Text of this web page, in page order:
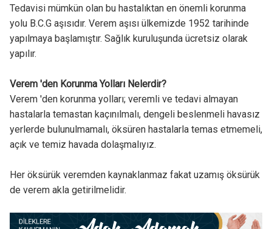
Tedavisi mümkün olan bu hastalıktan en önemli korunma
yolu B.C.G aşısıdır. Verem aşısı ülkemizde 1952 tarihinde
yapılmaya başlamıştır. Sağlık kuruluşunda ücretsiz olarak
yapılır.
Verem 'den Korunma Yolları Nelerdir?
Verem 'den korunma yolları; veremli ve tedavi almayan
hastalarla temastan kaçınılmalı, dengeli beslenmeli havasız
yerlerde bulunulmamalı, öksüren hastalarla temas etmemeli,
açık ve temiz havada dolaşmalıyız.
Her öksürük veremden kaynaklanmaz fakat uzamış öksürük
de verem akla getirilmelidir.